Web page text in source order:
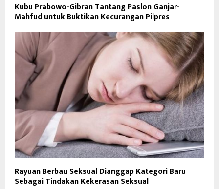
Kubu Prabowo-Gibran Tantang Paslon Ganjar-
Mahfud untuk Buktikan Kecurangan Pilpres
Rayuan Berbau Seksual Dianggap Kategori Baru
Sebagai Tindakan Kekerasan Seksual